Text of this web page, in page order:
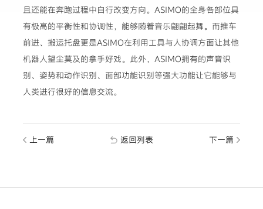
且还能在奔跑过程中自行改变方向。ASIMO的全身各部位具
有极高的平衡性和协调性，能够随着音乐翩翩起舞。而推车
前进、搬运托盘更是ASIMO在利用工具与人协调方面让其他
机器人望尘莫及的拿手好戏。此外，ASIMO拥有的声音识
别、姿势和动作识别、面部功能识别等强大功能让它能够与
人类进行很好的信息交流。
上一篇 返回列表 下一篇